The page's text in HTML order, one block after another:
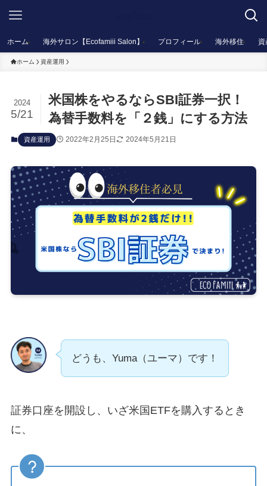
ホーム 海外サロン【Ecofamiii Salon】 プロフィール 海外移住 資
ホーム 資産運用
米国株をやるならSBI証券一択！
為替手数料を「２銭」にする方法
2024
5/21
資産運用 2022年2月25日 2024年5月21日
どうも、Yuma（ユーマ）です！
証券口座を開設し、いざ米国ETFを購入するとき
に、